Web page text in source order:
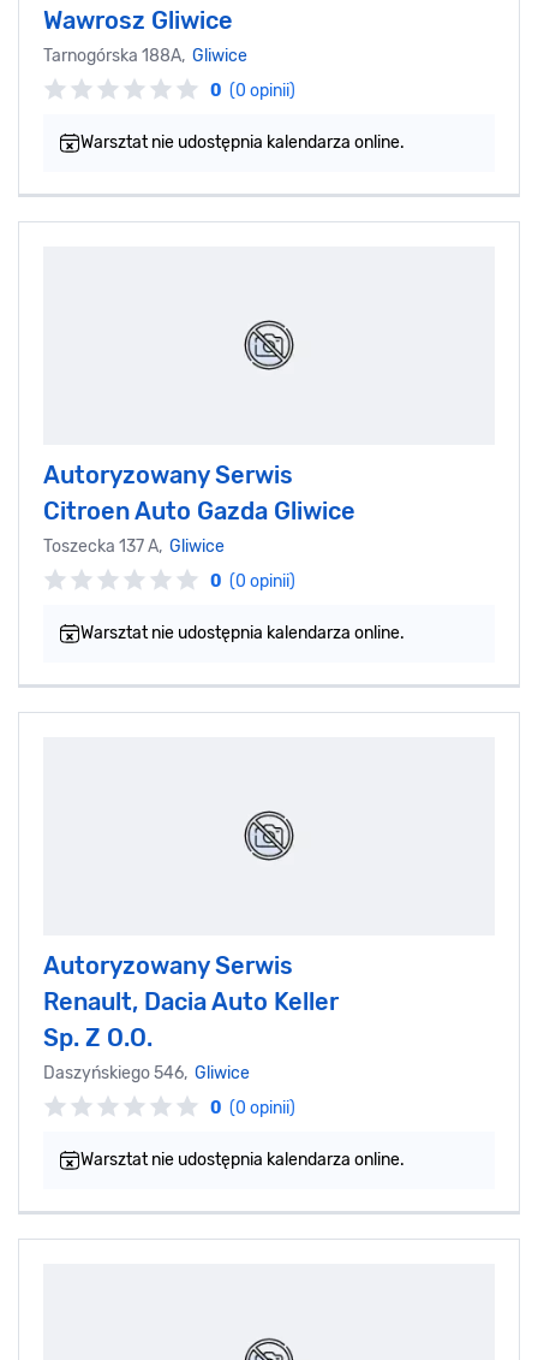
Wawrosz Gliwice
Tarnogórska 188A, Gliwice
0 (0 opinii)
Warsztat nie udostępnia kalendarza online.
Autoryzowany Serwis
Citroen Auto Gazda Gliwice
Toszecka 137 A, Gliwice
0 (0 opinii)
Warsztat nie udostępnia kalendarza online.
Autoryzowany Serwis
Renault, Dacia Auto Keller
Sp. Z O.O.
Daszyńskiego 546, Gliwice
0 (0 opinii)
Warsztat nie udostępnia kalendarza online.